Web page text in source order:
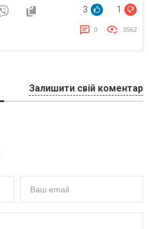
3 1
0 3562
Залишити свій коментар